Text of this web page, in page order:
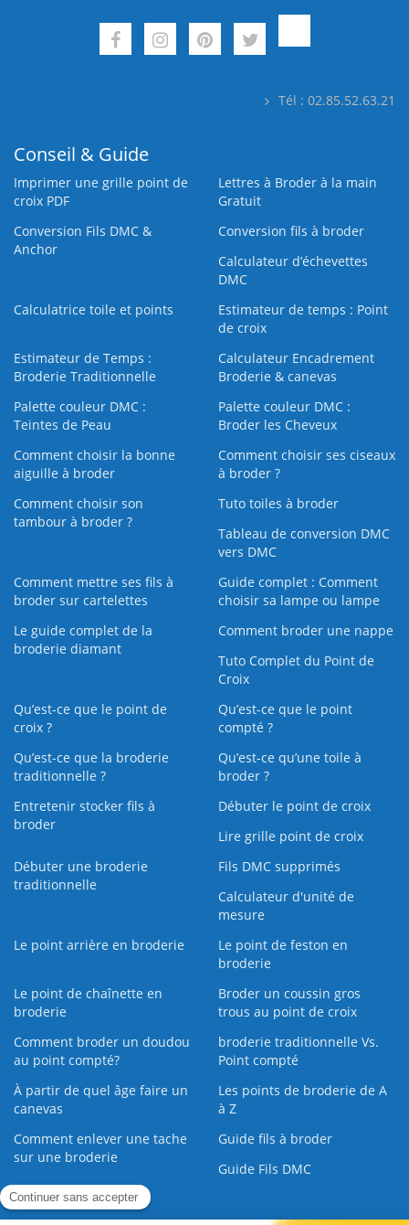
Tél : 02.85.52.63.21
Conseil & Guide
Imprimer une grille point de
croix PDF
Lettres à Broder à la main
Gratuit
Conversion Fils DMC &
Anchor
Conversion fils à broder
Calculateur d’échevettes
DMC
Calculatrice toile et points
Estimateur de temps : Point
de croix
Estimateur de Temps :
Broderie Traditionnelle
Calculateur Encadrement
Broderie & canevas
Palette couleur DMC :
Teintes de Peau
Palette couleur DMC :
Broder les Cheveux
Comment choisir la bonne
aiguille à broder
Comment choisir ses ciseaux
à broder ?
Comment choisir son
tambour à broder ?
Tuto toiles à broder
Tableau de conversion DMC
vers DMC
Comment mettre ses fils à
broder sur cartelettes
Guide complet : Comment
choisir sa lampe ou lampe
Le guide complet de la
broderie diamant
Comment broder une nappe
Tuto Complet du Point de
Croix
Qu’est-ce que le point de
croix ?
Qu’est-ce que le point
compté ?
Qu’est-ce que la broderie
traditionnelle ?
Qu’est‑ce qu’une toile à
broder ?
Entretenir stocker fils à
broder
Débuter le point de croix
Lire grille point de croix
Débuter une broderie
traditionnelle
Fils DMC supprimés
Calculateur d'unité de
mesure
Le point arrière en broderie
Le point de feston en
broderie
Le point de chaînette en
broderie
Broder un coussin gros
trous au point de croix
Comment broder un doudou
au point compté?
broderie traditionnelle Vs.
Point compté
À partir de quel âge faire un
canevas
Les points de broderie de A
à Z
Comment enlever une tache
sur une broderie
Guide fils à broder
Guide Fils DMC
Guide de la Broderie